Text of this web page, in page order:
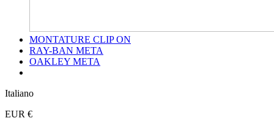
MONTATURE CLIP ON
RAY-BAN META
OAKLEY META
Italiano
EUR €